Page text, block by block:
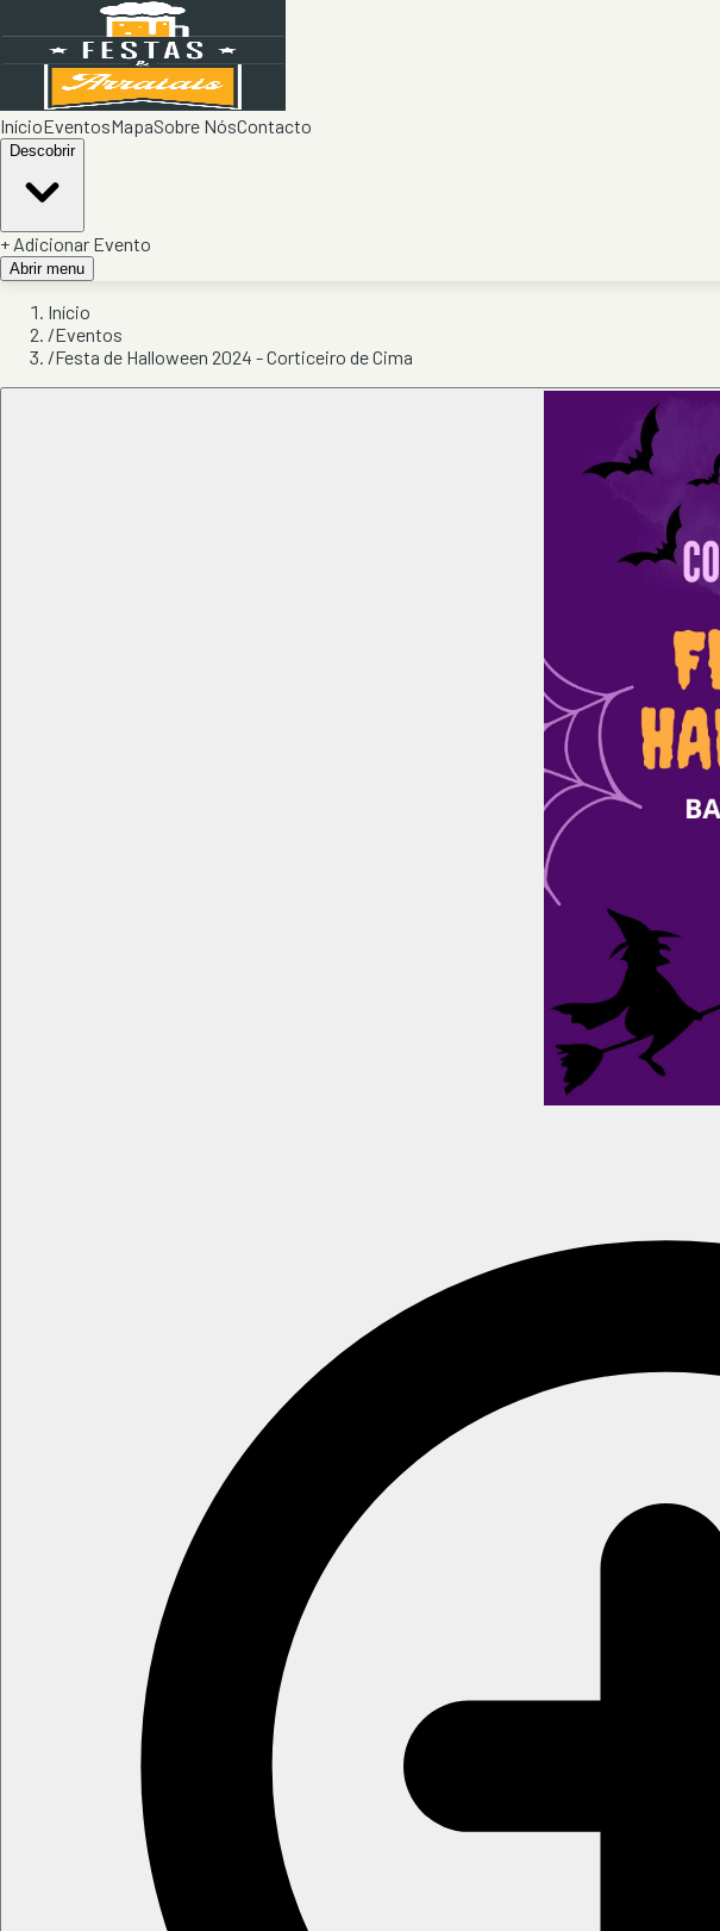
InícioEventosMapaSobre NósContacto
Descobrir
+ Adicionar Evento
Abrir menu
Início
/Eventos
/Festa de Halloween 2024 - Corticeiro de Cima